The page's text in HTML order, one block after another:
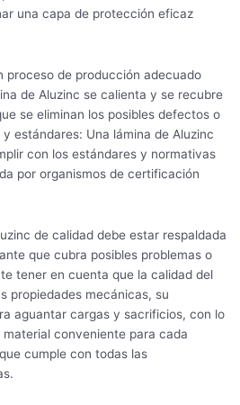
una capa de protección eficaz
proceso de producción adecuado
de Aluzinc se calienta y se recubre
se eliminan los posibles defectos o
estándares: Una lámina de Aluzinc
con los estándares y normativas
por organismos de certificación
de calidad debe estar respaldada
que cubra posibles problemas o
tener en cuenta que la calidad del
propiedades mecánicas, su
aguantar cargas y sacrificios, con lo
conveniente para cada
cumple con todas las